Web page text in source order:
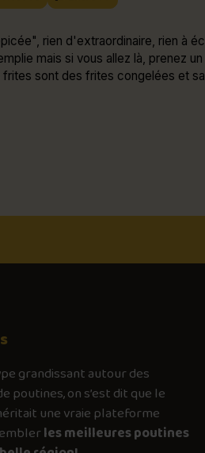
rien d'extraordinaire, rien à
mais si vous allez là, prenez
frites sont des frites congelées et
grandissant autour des
poutines, on s’est dit que le
une vraie plateforme
les meilleures poutines